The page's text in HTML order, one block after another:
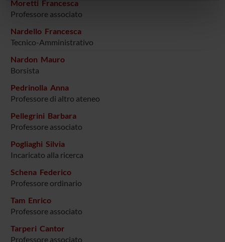
informazioni sul modo in cui utilizzi il nostro sito con i
nostri partner che si occupano di analisi dei dati web,
pubblicità e social media, i quali potrebbero combinarle
con altre informazioni che hai fornito loro o che hanno
Moretti Francesca
Professore associato
Nardello Francesca
Tecnico-Amministrativo
Nardon Mauro
Borsista
Pedrinolla Anna
Professore di altro ateneo
Pellegrini Barbara
Professore associato
Pogliaghi Silvia
Incaricato alla ricerca
Schena Federico
Professore ordinario
Tam Enrico
Professore associato
Tarperi Cantor
Professore associato